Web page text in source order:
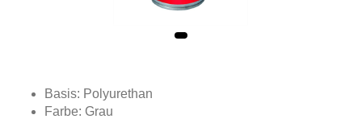
Basis: Polyurethan
Farbe: Grau